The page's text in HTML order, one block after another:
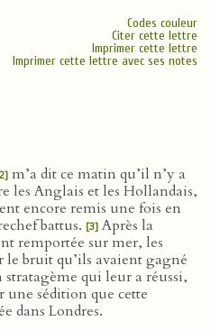
Codes couleur
Citer cette lettre
Imprimer cette lettre
Imprimer cette lettre avec ses notes
m’a dit ce matin qu’il n’y a
les Anglais et les Hollandais,
encore remis une fois en
battus. [3] Après la
remportée sur mer, les
bruit qu’ils avaient gagné
qui leur a réussi,
une sédition que cette
dans Londres.